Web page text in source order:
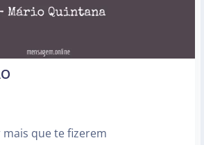
que te fizerem